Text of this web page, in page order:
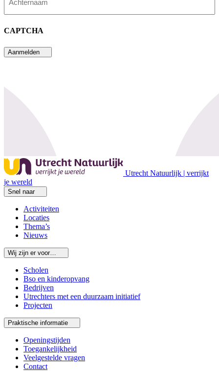
CAPTCHA
Aanmelden
Utrecht Natuurlijk | verrijkt
je wereld
Snel naar
Activiteiten
Locaties
Thema’s
Nieuws
Wij zijn er voor…
Scholen
Bso en kinderopvang
Bedrijven
Utrechters met een duurzaam initiatief
Projecten
Praktische informatie
Openingstijden
Toegankelijkheid
Veelgestelde vragen
Contact